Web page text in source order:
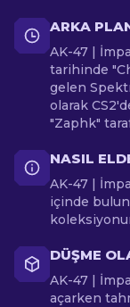
ARKA
AK-47 |
tarihinde
gelen
olarak
"Zaphk"
NASIL
AK-47 |
içinde
DÜŞME
AK-47 |
açarken